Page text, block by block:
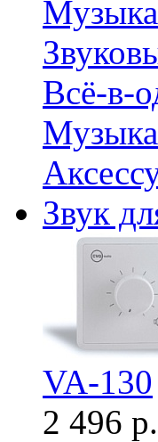
Всё-в-
Звук
VA-130
2 496 р.